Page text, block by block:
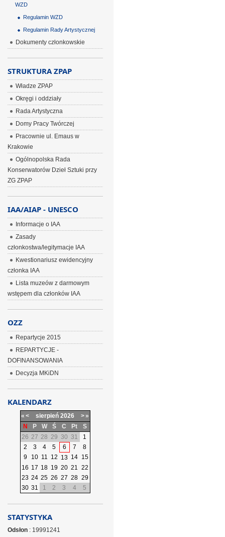
WZD
Regulamin WZD
Regulamin Rady Artystycznej
Dokumenty członkowskie
STRUKTURA ZPAP
Władze ZPAP
Okręgi i oddziały
Rada Artystyczna
Domy Pracy Twórczej
Pracownie ul. Emaus w
Krakowie
Ogólnopolska Rada
Konserwatorów Dzieł Sztuki przy
ZG ZPAP
IAA/AIAP - UNESCO
Informacje o IAA
Zasady
członkostwa/legitymacje IAA
Kwestionariusz ewidencyjny
członka IAA
Lista muzeów z darmowym
wstępem dla członków IAA
OZZ
Repartycje 2015
REPARTYCJE -
DOFINANSOWANIA
Decyzja MKiDN
KALENDARZ
« < sierpień 2026 >»
N
P W Ś C Pt
S
26 27 28 29 30 31
1
2
3 4 5 6 7
8
9
10 11 12 13 14 15
16 17 18 19 20 21 22
23 24 25 26 27 28 29
30 31 1 2 3 4 5
STATYSTYKA
Odsłon: 19991241